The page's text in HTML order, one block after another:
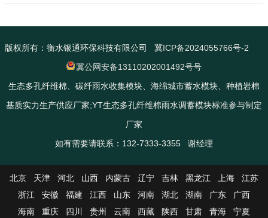
版权所有：衡水银通环保科技有限公司
冀ICP备2024055766号-2
冀公网安备13110202001492号号
生态多孔纤维棉、碳纤雨水收集模块、海绵城市蓄水模块、种植岩棉
基质实力生产供应厂家;YT生态多孔纤维棉雨水调蓄模块标准参与制定
厂家
如有需要请联系：132-7333-3355 谢经理
北京 天津 河北 山西 内蒙古 辽宁 吉林 黑龙江 上海
江苏
浙江
安徽 福建 江西 山东 河南 湖北 湖南 广东
广西
海南
重庆 四川 贵州 云南 西藏 陕西 甘肃 青海 宁夏